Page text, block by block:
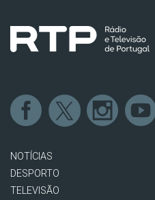
NOTÍCIAS
DESPORTO
TELEVISÃO